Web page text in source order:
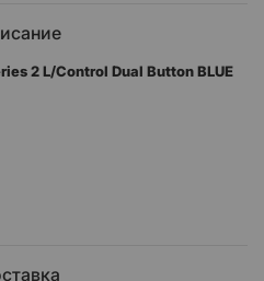
2 L/Control Dual Button BLUE